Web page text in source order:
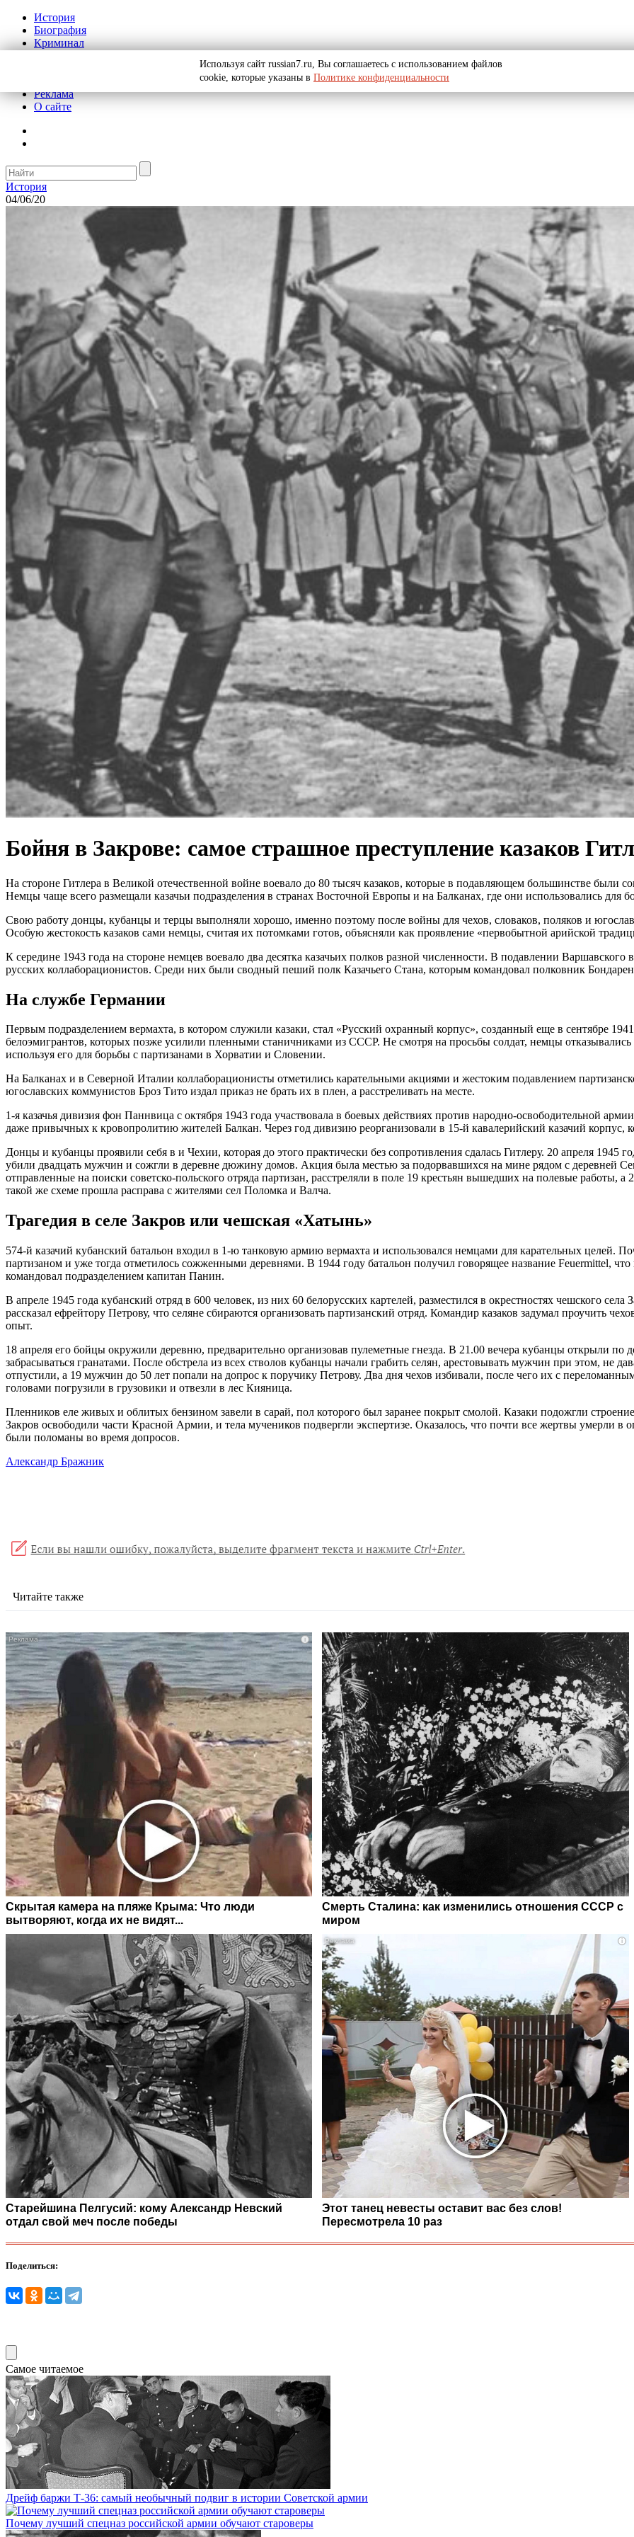
История
Биография
Криминал
Реклама
О сайте
История
04/06/20
Бойня в Закрове: самое страшное преступление казаков
На стороне Гитлера в Великой отечественной войне воевало до 80 тысяч казаков, которые в подавляющем большинстве были
Немцы чаще всего размещали казачьи подразделения в странах Восточной Европы и на Балканах, где они использовались
Свою работу донцы, кубанцы и терцы выполняли хорошо, именно поэтому после войны для чехов, словаков, поляков и
Особую жестокость казаков сами немцы, считая их потомками готов, объясняли как проявление «первобытной арийской
К середине 1943 года на стороне немцев воевало два десятка казачьих полков разной численности. В подавлении Варшавского
русских коллаборационистов. Среди них были сводный пеший полк Казачьего Стана, которым командовал полковник
На службе Германии
Первым подразделением вермахта, в котором служили казаки, стал «Русский охранный корпус», созданный еще в сентябре
белоэмигрантов, которых позже усилили пленными станичниками из СССР. Не смотря на просьбы солдат, немцы
используя его для борьбы с партизанами в Хорватии и Словении.
На Балканах и в Северной Италии коллаборационисты отметились карательными акциями и жестоким подавлением
югославских коммунистов Броз Тито издал приказ не брать их в плен, а расстреливать на месте.
1-я казачья дивизия фон Паннвица с октября 1943 года участвовала в боевых действиях против народно-освободительной
даже привычных к кровопролитию жителей Балкан. Через год дивизию реорганизовали в 15-й кавалерийский казачий
Донцы и кубанцы проявили себя в и Чехии, которая до этого практически без сопротивления сдалась Гитлеру. 20 апреля 1945
убили двадцать мужчин и сожгли в деревне дюжину домов. Акция была местью за подорвавшихся на мине рядом с деревней
отправленные на поиски советско-польского отряда партизан, расстреляли в поле 19 крестьян вышедших на полевые работы,
такой же схеме прошла расправа с жителями сел Поломка и Валча.
Трагедия в селе Закров или чешская «Хатынь»
574-й казачий кубанский батальон входил в 1-ю танковую армию вермахта и использовался немцами для карательных целей.
партизаном и уже тогда отметилось сожженными деревнями. В 1944 году батальон получил говорящее название Feuermittel, что
командовал подразделением капитан Панин.
В апреле 1945 года кубанский отряд в 600 человек, из них 60 белорусских картелей, разместился в окрестностях чешского
рассказал ефрейтору Петрову, что селяне сбираются организовать партизанский отряд. Командир казаков задумал проучить
опыт.
18 апреля его бойцы окружили деревню, предварительно организовав пулеметные гнезда. В 21.00 вечера кубанцы открыли по
забрасываться гранатами. После обстрела из всех стволов кубанцы начали грабить селян, арестовывать мужчин при этом, не
отпустили, а 19 мужчин до 50 лет попали на допрос к поручику Петрову. Два дня чехов избивали, после чего их с
головами погрузили в грузовики и отвезли в лес Кияница.
Пленников еле живых и облитых бензином завели в сарай, пол которого был заранее покрыт смолой. Казаки подожгли
Закров освободили части Красной Армии, и тела мучеников подвергли экспертизе. Оказалось, что почти все жертвы умерли в
были поломаны во время допросов.
Александр Бражник
Читайте также
i
Скрытая камера на пляже Крыма: Что люди
вытворяют, когда их не видят...
Смерть Сталина: как изменились отношения СССР с
миром
Старейшина Пелгусий: кому Александр Невский
отдал свой меч после победы
i
Этот танец невесты оставит вас без слов!
Пересмотрела 10 раз
Поделиться:
Самое читаемое
Дрейф баржи Т-36: самый необычный подвиг в истории Советской армии
Почему лучший спецназ российской армии обучают староверы
Используя сайт russian7.ru, Вы соглашаетесь с использованием файлов
cookie, которые указаны в Политике конфиденциальности